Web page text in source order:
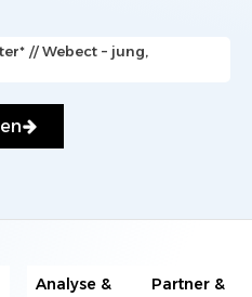
// Webect – jung,
Analyse &
Partner &